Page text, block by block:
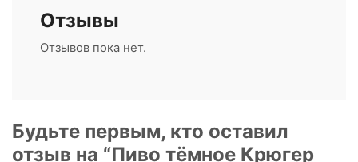
Отзывы
Отзывов пока нет.
Будьте первым, кто оставил
отзыв на “Пиво тёмное Крюгер